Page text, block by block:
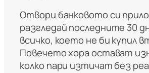
Отвори банковото си
разгледай последните 30
всичко, което не би купил
Повечето хора остават
колко пари изтичат без